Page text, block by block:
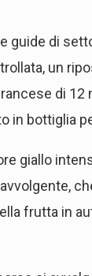
guide di
un
di
in bottiglia
giallo
frutta in